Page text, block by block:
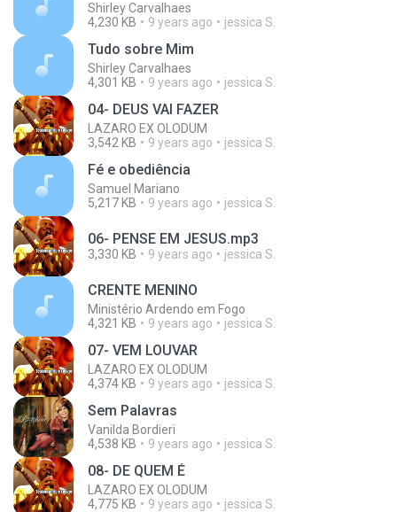
Shirley Carvalhaes
4,230 KB
9 years ago jessica S.
Tudo sobre Mim
Shirley Carvalhaes
4,301 KB
9 years ago jessica S.
04- DEUS VAI FAZER
LAZARO EX OLODUM
3,542 KB
9 years ago jessica S.
Fé e obediência
Samuel Mariano
5,217 KB
9 years ago jessica S.
06- PENSE EM JESUS.mp3
3,330 KB 9 years ago jessica S.
CRENTE MENINO
Ministério Ardendo em Fogo
4,321 KB
9 years ago jessica S.
07- VEM LOUVAR
LAZARO EX OLODUM
4,374 KB
9 years ago jessica S.
Sem Palavras
Vanilda Bordieri
4,538 KB
9 years ago jessica S.
08- DE QUEM É
LAZARO EX OLODUM
4,775 KB
9 years ago jessica S.